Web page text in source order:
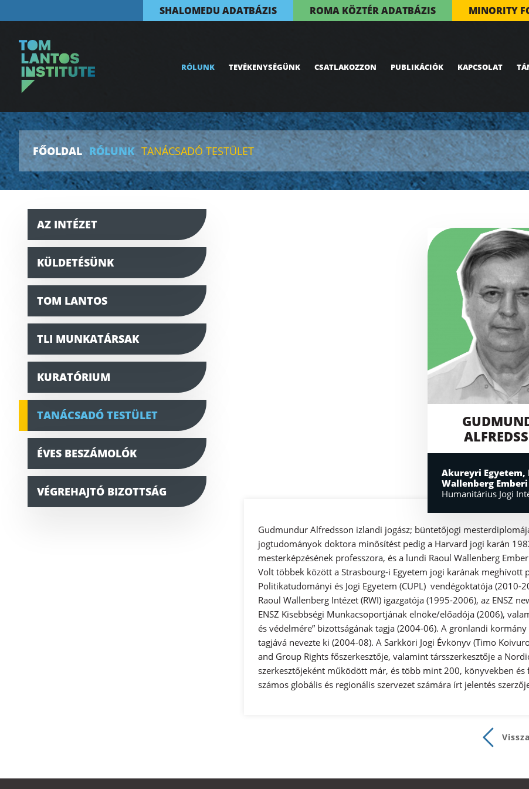
SHALOMEDU ADATBÁZIS ROMA KÖZTÉR ADATBÁZIS MINORITY
RÓLUNK TEVÉKENYSÉGÜNK CSATLAKOZZON PUBLIKÁCIÓK KAPCSOLAT
FŐOLDAL RÓLUNK TANÁCSADÓ TESTÜLET
AZ INTÉZET
KÜLDETÉSÜNK
TOM LANTOS
TLI MUNKATÁRSAK
KURATÓRIUM
TANÁCSADÓ TESTÜLET
ÉVES BESZÁMOLÓK
VÉGREHAJTÓ BIZOTTSÁG
Akureyri Egyetem,
Wallenberg Emberi
Humanitárius Jogi
Gudmundur Alfredsson izlandi jogász; büntetőjogi
jogtudományok doktora minősítést pedig a Harvard jogi karán
mesterképzésének professzora, és a lundi Raoul Wallenberg
Volt többek között a Strasbourg-i Egyetem jogi karának meghívott
Politikatudományi és Jogi Egyetem (CUPL) vendégoktatója
Raoul Wallenberg Intézet (RWI) igazgatója (1995-2006), az ENSZ
ENSZ Kisebbségi Munkacsoportjának elnöke/előadója (2006),
és védelmére” bizottságának tagja (2004-06). A grönlandi
tagjává nevezte ki (2004-08). A Sarkköri Jogi Évkönyv (Timo
and Group Rights főszerkesztője, valamint társszerkesztője a
szerkesztőjeként működött már, és több mint 200, könyvekben
számos globális és regionális szervezet számára írt jelentés
Vissza